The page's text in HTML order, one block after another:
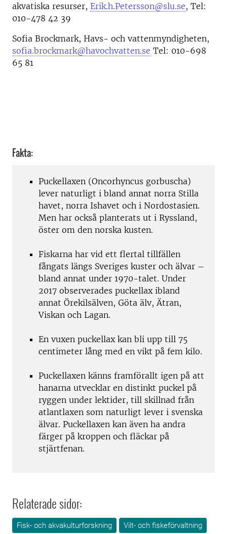
akvatiska resurser, Erik.h.Petersson@slu.se, Tel:
010-478 42 39
Sofia Brockmark, Havs- och vattenmyndigheten,
sofia.brockmark@havochvatten.se Tel: 010-698
65 81
Fakta:
Puckellaxen (Oncorhyncus gorbuscha)
lever naturligt i bland annat norra Stilla
havet, norra Ishavet och i Nordostasien.
Men har också planterats ut i Ryssland,
öster om den norska kusten.
Fiskarna har vid ett flertal tillfällen
fångats längs Sveriges kuster och älvar –
bland annat under 1970-talet. Under
2017 observerades puckellax ibland
annat Örekilsälven, Göta älv, Ätran,
Viskan och Lagan.
En vuxen puckellax kan bli upp till 75
centimeter lång med en vikt på fem kilo.
Puckellaxen känns framförallt igen på att
hanarna utvecklar en distinkt puckel på
ryggen under lektider, till skillnad från
atlantlaxen som naturligt lever i svenska
älvar. Puckellaxen kan även ha andra
färger på kroppen och fläckar på
stjärtfenan.
Relaterade sidor:
Fisk- och akvakulturforskning
Vilt- och fiskeförvaltning